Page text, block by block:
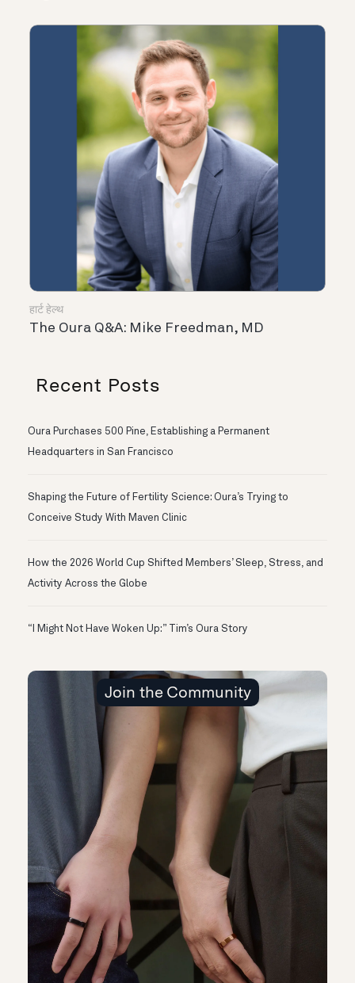
हार्ट हेल्थ
The Oura Q&A: Mike Freedman, MD
Recent Posts
Oura Purchases 500 Pine, Establishing a Permanent
Headquarters in San Francisco
Shaping the Future of Fertility Science: Oura’s Trying to
Conceive Study With Maven Clinic
How the 2026 World Cup Shifted Members’ Sleep, Stress, and
Activity Across the Globe
“I Might Not Have Woken Up:” Tim’s Oura Story
Join the Community